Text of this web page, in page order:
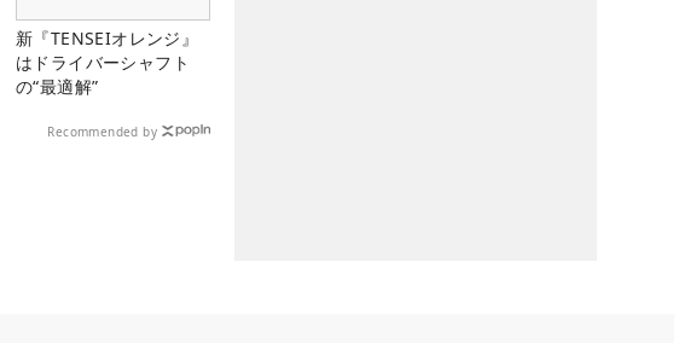
新『TENSEIオレンジ』
はドライバーシャフト
の“最適解”
Recommended by